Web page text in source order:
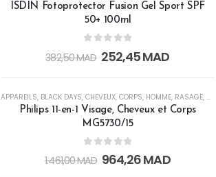
ISDIN Fotoprotector Fusion Gel Sport SPF
50+ 100ml
382,50MAD 252,45MAD
-34%
APPAREILS, BLACK DAYS, CHEVEUX, CORPS, HOMME, RASAGE,
Philips 11-en-1 Visage, Cheveux et Corps
MG5730/15
out of 5
1.461,00MAD 964,26MAD